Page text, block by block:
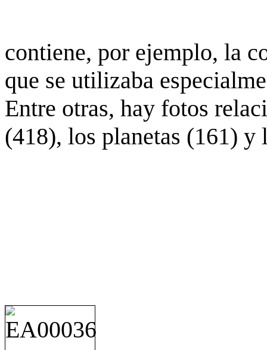
contiene, por ejemplo, la
que se utilizaba
Entre otras, hay fotos
(418), los planetas (161) y